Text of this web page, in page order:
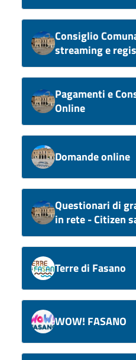
Consiglio
streaming e
Pagamenti e
Online
Domande online
Questionari di
in rete - Citizen
Terre di Fasano
WOW! FASANO